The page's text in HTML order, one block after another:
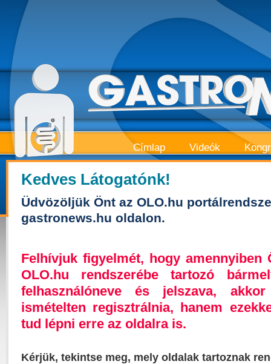
Címlap Videók
Kedves Látogatónk!
Üdvözöljük Önt az OLO.hu
gastronews.hu oldalon.
Felhívjuk figyelmét, hogy amennyiben
OLO.hu rendszerébe tartozó
felhasználóneve és jelszava,
ismételten regisztrálnia, hanem
tud lépni erre az oldalra is.
Kérjük, tekintse meg, mely oldalak tartoznak